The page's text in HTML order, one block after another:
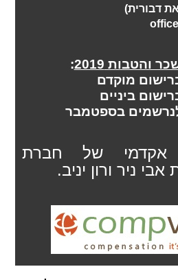
והטבות 2019
:
בספטמבר
אקדמי של חברת
אבי ניר ורון יניב.